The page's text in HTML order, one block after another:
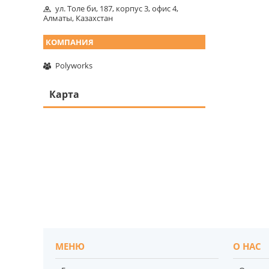
ул. Толе би, 187, корпус 3, офис 4,
Алматы, Казахстан
Polyworks
Карта
МЕНЮ О НАС